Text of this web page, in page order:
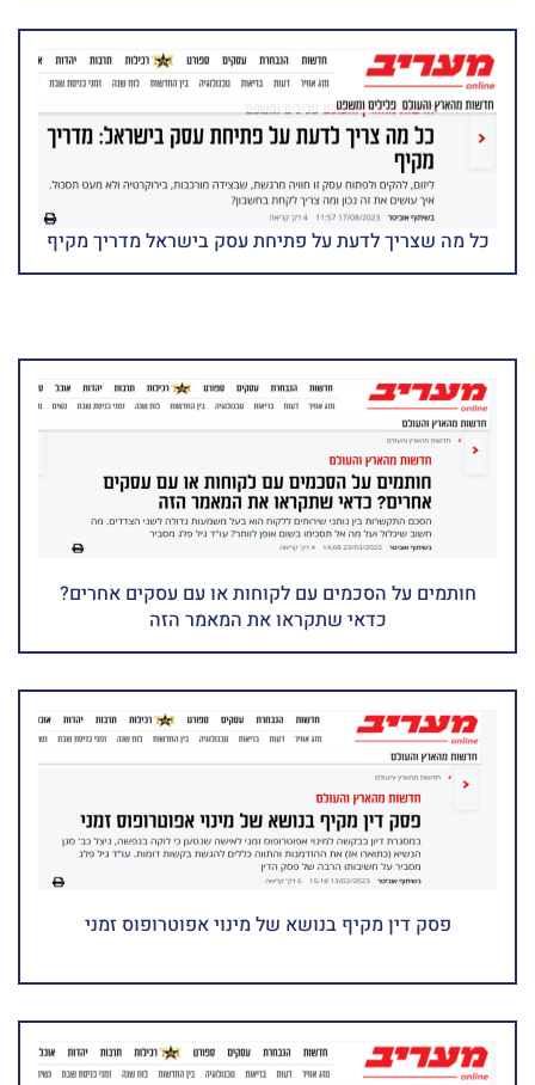
כל מה שצריך לדעת על פתיחת עסק בישראל מדריך מקיף
חותמים על הסכמים עם לקוחות או עם עסקים אחרים?
כדאי שתקראו את המאמר הזה
פסק דין מקיף בנושא של מינוי אפוטרופוס זמני